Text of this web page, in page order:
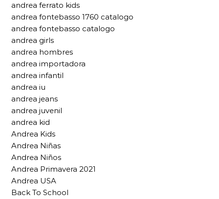
andrea ferrato kids
andrea fontebasso 1760 catalogo
andrea fontebasso catalogo
andrea girls
andrea hombres
andrea importadora
andrea infantil
andrea iu
andrea jeans
andrea juvenil
andrea kid
Andrea Kids
Andrea Niñas
Andrea Niños
Andrea Primavera 2021
Andrea USA
Back To School